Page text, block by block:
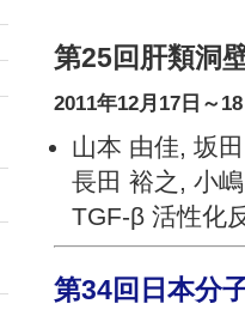
第25回肝類洞
2011年12月17日～
山本 由佳, 坂
長田 裕之, 小
TGF-β 活性化
第34回日本分